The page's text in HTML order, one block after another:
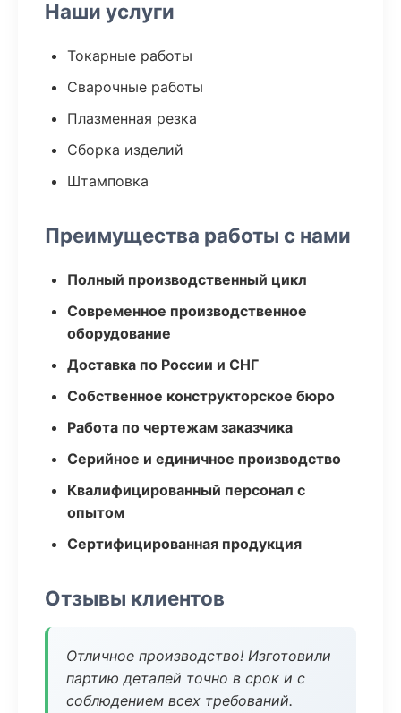
Наши услуги
Токарные работы
Сварочные работы
Плазменная резка
Сборка изделий
Штамповка
Преимущества работы с нами
Полный производственный цикл
Современное производственное
оборудование
Доставка по России и СНГ
Собственное конструкторское бюро
Работа по чертежам заказчика
Серийное и единичное производство
Квалифицированный персонал с
опытом
Сертифицированная продукция
Отзывы клиентов
Отличное производство! Изготовили
партию деталей точно в срок и с
соблюдением всех требований.